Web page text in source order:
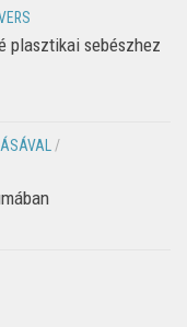
plasztikai sebészhez
/